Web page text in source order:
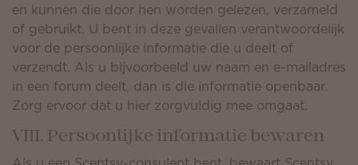
en kunnen die door hen worden gelezen, verzameld
of gebruikt. U bent in deze gevallen verantwoordelijk
voor de persoonlijke informatie die u deelt of
verzendt. Als u bijvoorbeeld uw naam en e-mailadres
in een forum deelt, dan is die informatie openbaar.
Zorg ervoor dat u hier zorgvuldig mee omgaat.
VIII. Persoonlijke informatie bewaren